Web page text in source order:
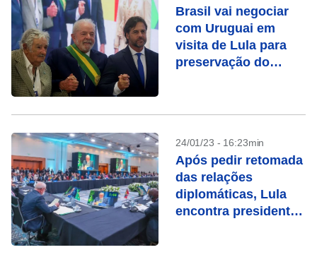
Brasil vai negociar
com Uruguai em
visita de Lula para
preservação do
24/01/23 - 16:23min
Após pedir retomada
das relações
diplomáticas, Lula
encontra presidente